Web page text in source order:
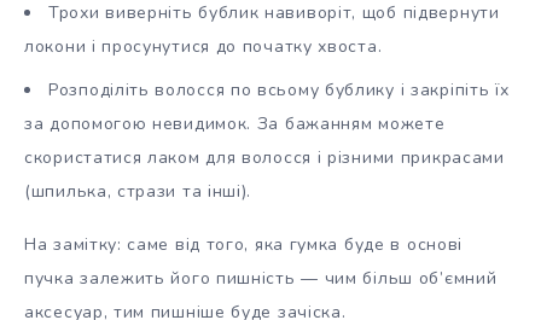
Трохи виверніть бублик навиворіт, щоб підвернути
локони і просунутися до початку хвоста.
Розподіліть волосся по всьому бублику і закріпіть їх
за допомогою невидимок. За бажанням можете
скористатися лаком для волосся і різними прикрасами
(шпилька, стрази та інші).
На замітку: саме від того, яка гумка буде в основі
пучка залежить його пишність — чим більш об’ємний
аксесуар, тим пишніше буде зачіска.